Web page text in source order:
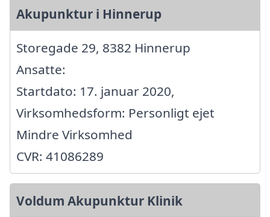
Akupunktur i Hinnerup
Storegade 29, 8382 Hinnerup
Ansatte:
Startdato: 17. januar 2020,
Virksomhedsform: Personligt ejet
Mindre Virksomhed
CVR: 41086289
Voldum Akupunktur Klinik